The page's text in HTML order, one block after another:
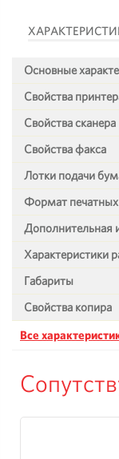
Основные
Свойства
Свойства сканера
Свойства факса
Лотки подачи
Формат
Дополнительная
Характеристики
Габариты
Свойства копира
Все